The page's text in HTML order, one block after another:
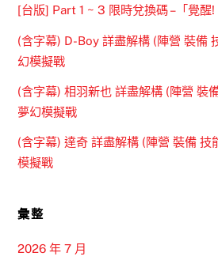
[台版] Part 1 ~ 3 限時兌換碼 –「覺醒!
(含字幕) D-Boy 詳盡解構 (陣營 裝備
幻模擬戰
(含字幕) 相羽新也 詳盡解構 (陣營 裝
夢幻模擬戰
(含字幕) 達奇 詳盡解構 (陣營 裝備 技
模擬戰
彙整
2026 年 7 月